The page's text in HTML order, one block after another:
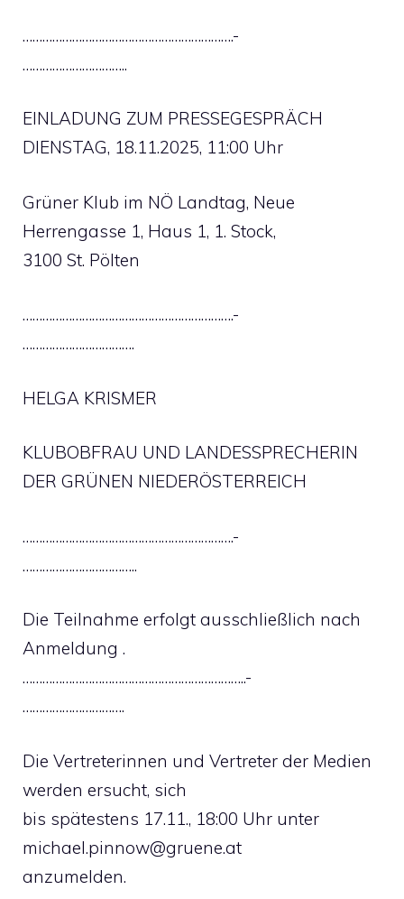
……………………………………………………….-
…………………………..
EINLADUNG ZUM PRESSEGESPRÄCH
DIENSTAG, 18.11.2025, 11:00 Uhr
Grüner Klub im NÖ Landtag, Neue
Herrengasse 1, Haus 1, 1. Stock,
3100 St. Pölten
……………………………………………………….-
…………………………….
HELGA KRISMER
KLUBOBFRAU UND LANDESSPRECHERIN
DER GRÜNEN NIEDERÖSTERREICH
……………………………………………………….-
……………………………..
Die Teilnahme erfolgt ausschließlich nach
Anmeldung .
…………………………………………………………..-
………………………….
Die Vertreterinnen und Vertreter der Medien
werden ersucht, sich
bis spätestens 17.11., 18:00 Uhr unter
michael.pinnow@gruene.at
anzumelden.